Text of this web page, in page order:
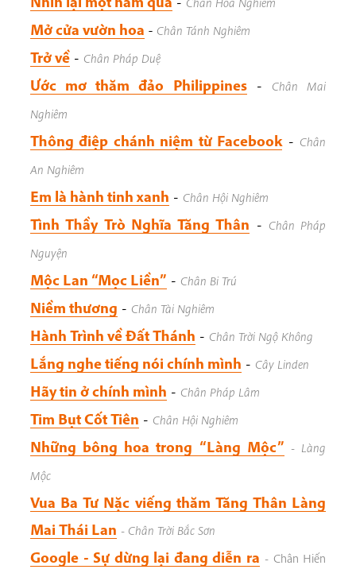
Mở cửa vườn hoa - Chân Tánh Nghiêm
Trở về - Chân Pháp Duệ
Ước mơ thăm đảo Philippines-
Chân Mai
Nghiêm
Thông điệp chánh niệm từ Facebook- Chân
An Nghiêm
Em là hành tinh xanh - Chân Hội Nghiêm
Tình Thầy Trò Nghĩa Tăng Thân - Chân Pháp
Nguyện
Mộc Lan “Mọc Liền” - Chân Bi Trú
Niềm thương - Chân Tài Nghiêm
Hành Trình về Đất Thánh - Chân Trời Ngộ Không
Lắng nghe tiếng nói chính mình - Cây Linden
Hãy tin ở chính mình - Chân Pháp Lâm
Tim Bụt Cốt Tiên - Chân Hội Nghiêm
Những bông hoa trong “Làng Mộc” - Làng
Mộc
Vua Ba Tư Nặc viếng thăm Tăng Thân Làng
Mai Thái Lan - Chân Trời Bắc Sơn
Google - Sự dừng lại đang diễn ra - Chân Hiến